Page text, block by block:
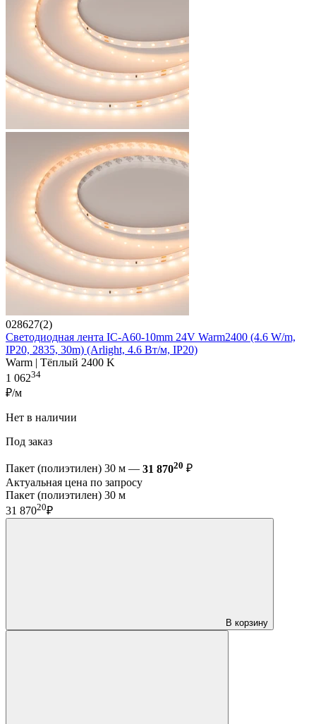
028627(2)
Светодиодная лента IC-A60-10mm 24V Warm2400 (4.6 W/m,
IP20, 2835, 30m) (Arlight, 4.6 Вт/м, IP20)
Warm | Тёплый 2400 K
1 06234
₽/м
Нет в наличии
Под заказ
Пакет (полиэтилен) 30 м — 31 87020 ₽
Актуальная цена по запросу
Пакет (полиэтилен) 30 м
31 87020₽
В корзину